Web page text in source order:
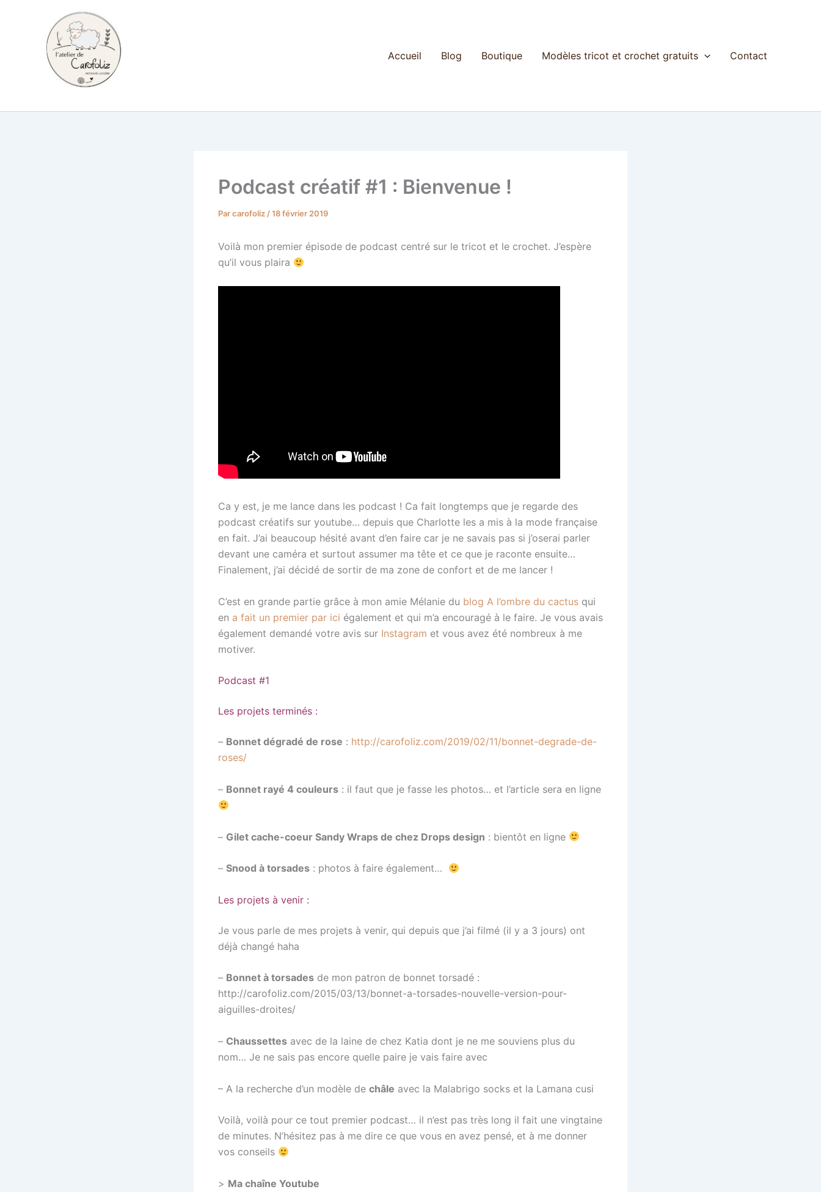
Accueil Blog Boutique Modèles tricot et crochet gratuits Contact
Podcast créatif #1 : Bienvenue !
Parcarofoliz /18 février 2019
Voilà mon premier épisode de podcast centré sur le tricot et le crochet. J’espère
qu’il vous plaira
Ca y est, je me lance dans les podcast ! Ca fait longtemps que je regarde des
podcast créatifs sur youtube… depuis que Charlotte les a mis à la mode française
en fait. J’ai beaucoup hésité avant d’en faire car je ne savais pas si j’oserai parler
devant une caméra et surtout assumer ma tête et ce que je raconte ensuite…
Finalement, j’ai décidé de sortir de ma zone de confort et de me lancer !
C’est en grande partie grâce à mon amie Mélanie du blog A l’ombre du cactus qui
en a fait un premier par ici également et qui m’a encouragé à le faire. Je vous avais
également demandé votre avis sur Instagram et vous avez été nombreux à me
motiver.
Podcast #1
Les projets terminés :
– Bonnet dégradé de rose : http://carofoliz.com/2019/02/11/bonnet-degrade-de-
roses/
– Bonnet rayé 4 couleurs : il faut que je fasse les photos… et l’article sera en ligne
– Gilet cache-coeur Sandy Wraps de chez Drops design : bientôt en ligne
– Snood à torsades : photos à faire également…
Les projets à venir :
Je vous parle de mes projets à venir, qui depuis que j’ai filmé (il y a 3 jours) ont
déjà changé haha
– Bonnet à torsades de mon patron de bonnet torsadé :
http://carofoliz.com/2015/03/13/bonnet-a-torsades-nouvelle-version-pour-
aiguilles-droites/
– Chaussettes avec de la laine de chez Katia dont je ne me souviens plus du
nom… Je ne sais pas encore quelle paire je vais faire avec
– A la recherche d’un modèle de châle avec la Malabrigo socks et la Lamana cusi
Voilà, voilà pour ce tout premier podcast… il n’est pas très long il fait une vingtaine
de minutes. N’hésitez pas à me dire ce que vous en avez pensé, et à me donner
vos conseils
> Ma chaîne Youtube